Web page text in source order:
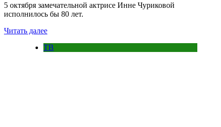
5 октября замечательной актрисе Инне Чуриковой
исполнилось бы 80 лет.
Читать далее
ТВ